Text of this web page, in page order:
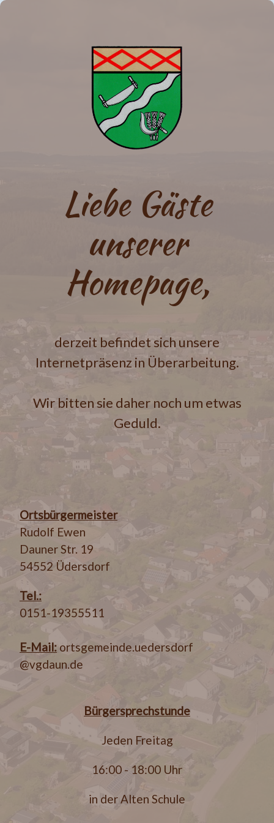
Liebe Gäste
unserer
Homepage,
derzeit befindet sich unsere
Internetpräsenz in Überarbeitung.
Wir bitten sie daher noch um etwas
Geduld.
Ortsbürgermeister
Rudolf Ewen
Dauner Str. 19
54552 Üdersdorf
Tel.:
0151-19355511
E-Mail: ortsgemeinde.uedersdorf
@vgdaun.de
Bürgersprechstunde
Jeden Freitag
16:00 - 18:00 Uhr
in der Alten Schule